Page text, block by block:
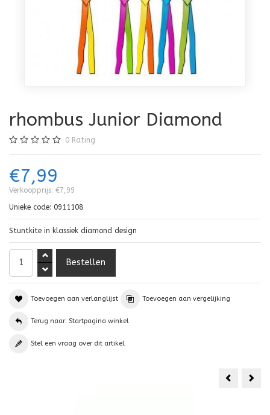
rhombus Junior Diamond
0 Rating
€7,99
Verkoopprijs: €7,99
Unieke code: 0911108
Stuntkite in klassiek diamond design
Toevoegen aan verlanglijst Toevoegen aan vergelijking
Terug naar: Startpagina winkel
Stel een vraag over dit artikel
Power